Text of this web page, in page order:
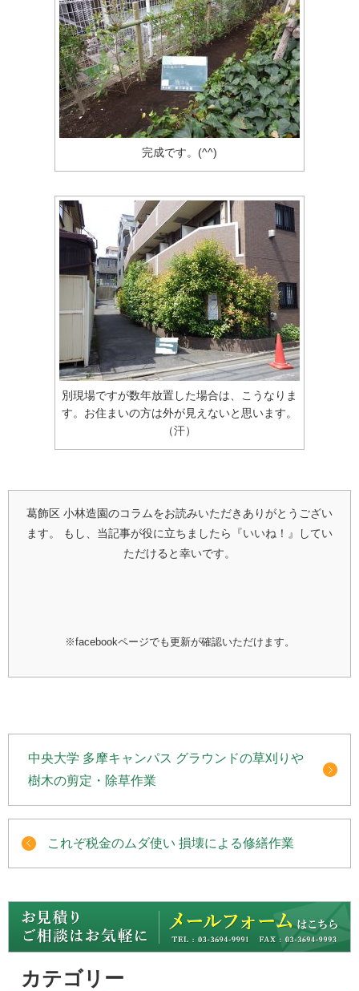
完成です。(^^)
別現場ですが数年放置した場合は、こうなりま
す。お住まいの方は外が見えないと思います。
（汗）
葛飾区 小林造園のコラムをお読みいただきありがとうござい
ます。
もし、当記事が役に立ちましたら『いいね！』してい
ただけると幸いです。
※facebookページでも更新が確認いただけます。
中央大学 多摩キャンパス グラウンドの草刈りや
樹木の剪定・除草作業
これぞ税金のムダ使い 損壊による修繕作業
カテゴリー